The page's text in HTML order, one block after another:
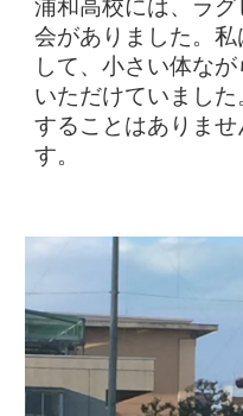
浦和高校には、ラ
会がありました。
して、小さい体な
いただけていまし
することはありま
す。